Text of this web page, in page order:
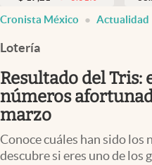
Pc y celular
Vida y estilo
Tv
Cronista México Actualidad
Lotería
Resultado del Tris:
números
marzo
Conoce cuáles han sido los
descubre si eres uno de los